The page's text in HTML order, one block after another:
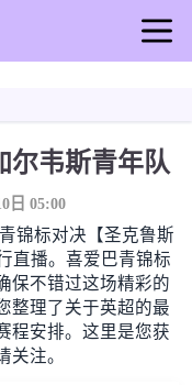
尔韦斯青年队
日 05:00
锦标对决【圣克鲁斯
直播。喜爱巴青锦标
保不错过这场精彩的
整理了关于英超的最
程安排。这里是您获
关注。